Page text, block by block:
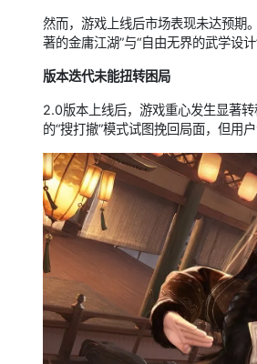
然而，游戏上线后市场表现未达预期
著的金庸江湖”与“自由无界的武学设
版本迭代未能扭转困局
2.0版本上线后，游戏重心发生显著
的“搜打撤”模式试图挽回局面，但用